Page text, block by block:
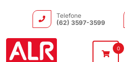
0
Telefone
(62) 3597-3599